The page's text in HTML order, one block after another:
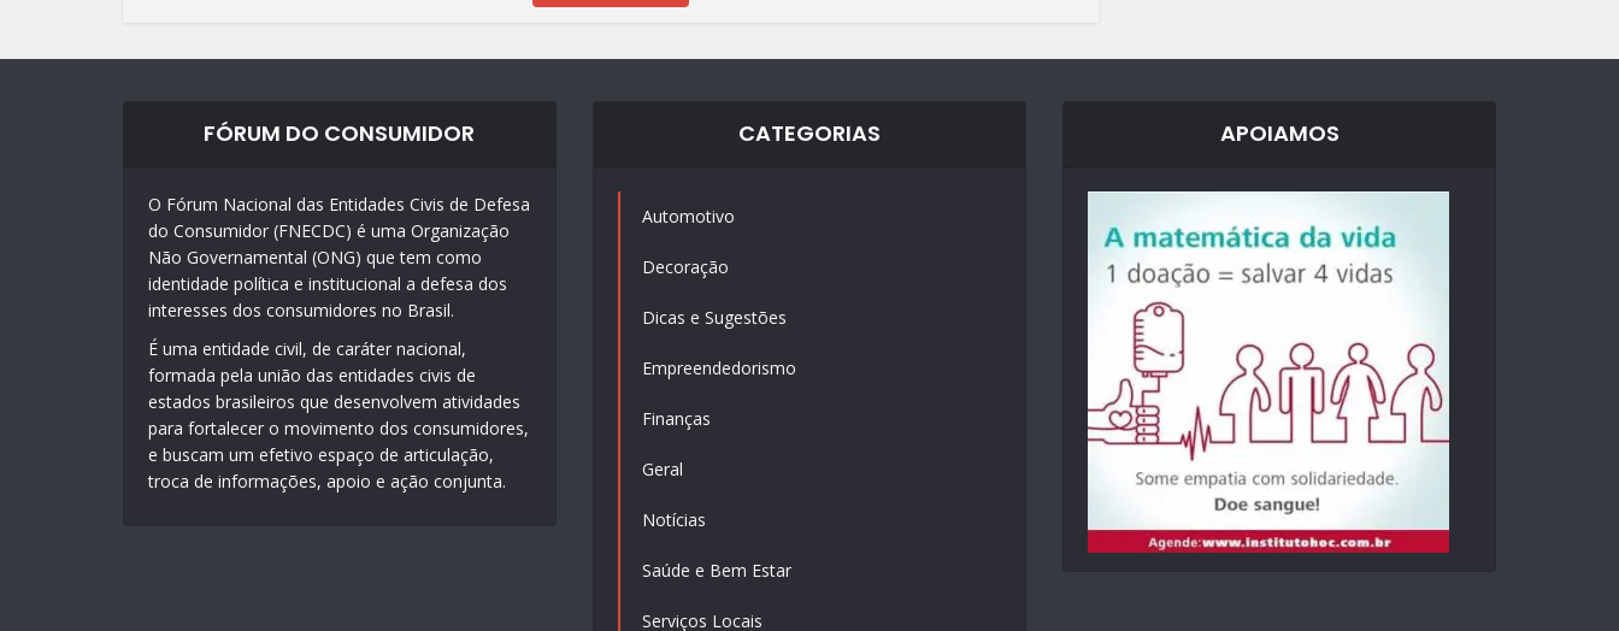
FÓRUM DO CONSUMIDOR
O Fórum Nacional das Entidades Civis de Defesa
do Consumidor (FNECDC) é uma Organização
Não Governamental (ONG) que tem como
identidade política e institucional a defesa dos
interesses dos consumidores no Brasil.
É uma entidade civil, de caráter nacional,
formada pela união das entidades civis de
estados brasileiros que desenvolvem atividades
para fortalecer o movimento dos consumidores,
e buscam um efetivo espaço de articulação,
troca de informações, apoio e ação conjunta.
CATEGORIAS
Automotivo
Decoração
Dicas e Sugestões
Empreendedorismo
Finanças
Geral
Notícias
Saúde e Bem Estar
Serviços Locais
APOIAMOS